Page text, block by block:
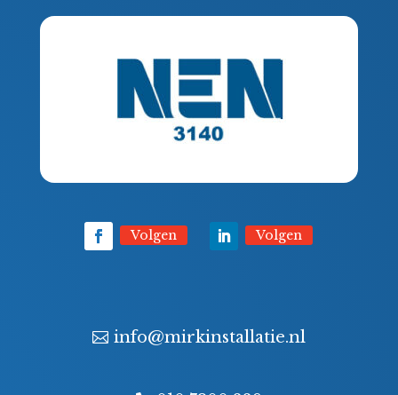
Volgen Volgen
info@mirkinstallatie.nl